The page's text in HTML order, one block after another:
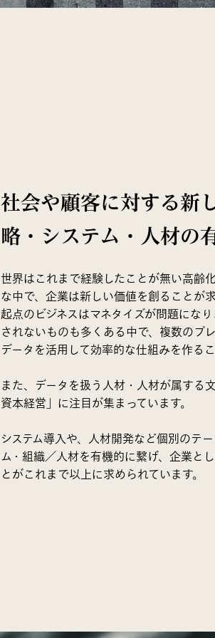
社会や顧客に対する新
略・システム・人材の
世界はこれまで経験したことが無い高齢
な中で、企業は新しい価値を創ることが
起点のビジネスはマネタイズが問題にな
されないものも多くある中で、複数のプ
データを活用して効率的な仕組みを作るこ
また、データを扱う人材・人材が属する
資本経営」に注目が集まっています。
システム導入や、人材開発など個別のテ
ム・組織／人材を有機的に繋げ、企業と
とがこれまで以上に求められています。